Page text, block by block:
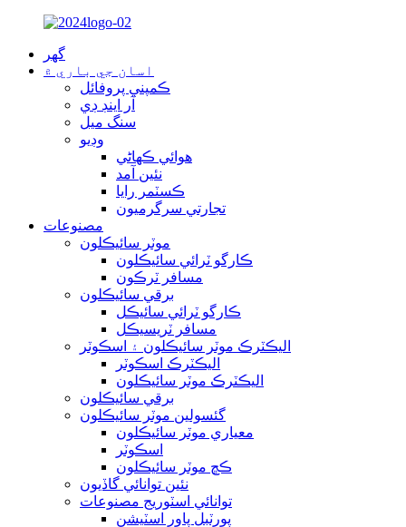
گهر
اسان جي باري ۾
ڪمپني پروفائل
آر اينڊ ڊي
سنگ ميل
وڊيو
هوائي ڪهاڻي
نئين آمد
ڪسٽمر رايا
تجارتي سرگرميون
مصنوعات
موٽر سائيڪلون
ڪارگو ٽرائي سائيڪلون
مسافر ٽرڪون
برقي سائيڪلون
ڪارگو ٽرائي سائيڪل
مسافر ٽريسيڪل
اليڪٽرڪ موٽر سائيڪلون ۽ اسڪوٽر
اليڪٽرڪ اسڪوٽر
اليڪٽرڪ موٽر سائيڪلون
برقي سائيڪلون
گئسولين موٽر سائيڪلون
معياري موٽر سائيڪلون
اسڪوٽر
ڪڇ موٽر سائيڪلون
نئين توانائي گاڏيون
توانائي اسٽوريج مصنوعات
پورٽبل پاور اسٽيشن